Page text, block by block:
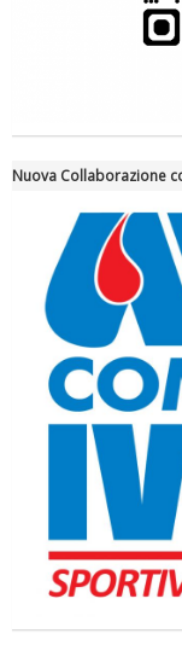
La formazione
Nuova Collaborazione